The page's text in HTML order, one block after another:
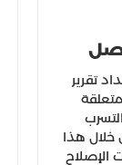
تقرير
خلال هذا
الإصلاح